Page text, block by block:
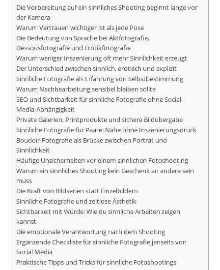
Die Vorbereitung auf ein sinnliches Shooting beginnt lange vor
der Kamera
Warum Vertrauen wichtiger ist als jede Pose
Die Bedeutung von Sprache bei Aktfotografie,
Dessousfotografie und Erotikfotografie
Warum weniger Inszenierung oft mehr Sinnlichkeit erzeugt
Der Unterschied zwischen sinnlich, erotisch und explizit
Sinnliche Fotografie als Erfahrung von Selbstbestimmung
Warum Nachbearbeitung sensibel bleiben sollte
SEO und Sichtbarkeit für sinnliche Fotografie ohne Social-
Media-Abhängigkeit
Private Galerien, Printprodukte und sichere Bildübergabe
Sinnliche Fotografie für Paare: Nähe ohne Inszenierungsdruck
Boudoir-Fotografie als Brücke zwischen Porträt und
Sinnlichkeit
Häufige Unsicherheiten vor einem sinnlichen Fotoshooting
Warum ein sinnliches Shooting kein Geschenk an andere sein
muss
Die Kraft von Bildserien statt Einzelbildern
Sinnliche Fotografie und zeitlose Ästhetik
Sichtbarkeit mit Würde: Wie du sinnliche Arbeiten zeigen
kannst
Die emotionale Verantwortung nach dem Shooting
Ergänzende Checkliste für sinnliche Fotografie jenseits von
Social Media
Praktische Tipps und Tricks für sinnliche Fotoshootings